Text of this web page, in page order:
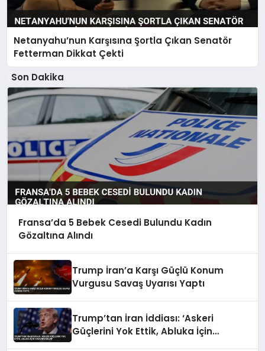
Netanyahu’nun Karşısına Şortla Çıkan Senatör
Fetterman Dikkat Çekti
Son Dakika
Fransa’da 5 Bebek Cesedi Bulundu Kadın
Gözaltına Alındı
Trump İran’a Karşı Güçlü Konum
Vurgusu Savaş Uyarısı Yaptı
Trump’tan İran İddiası: ‘Askeri
Güçlerini Yok Ettik, Abluka İçin